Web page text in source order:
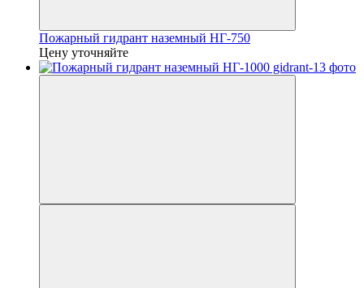
Пожарный гидрант наземный НГ-750
Цену уточняйте